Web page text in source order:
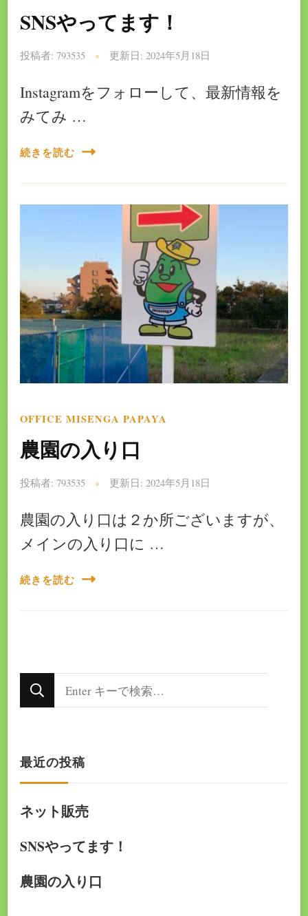
SNSやってます！
投稿者: 793535 更新日: 2024年5月18日
Instagramをフォローして、最新情報を
みてみ …
続きを読む
OFFICE MISENGA PAPAYA
農園の入り口
投稿者: 793535 更新日: 2024年5月18日
農園の入り口は２か所ございますが、
メインの入り口に …
続きを読む
な
に
お
探
し
で
か
最近の投稿
ネット販売
SNSやってます！
農園の入り口